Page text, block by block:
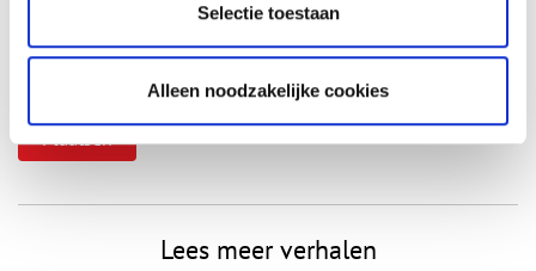
Selectie toestaan
Alleen noodzakelijke cookies
Vink dit aan als u op de hoogte gehouden wil worden.
Lees meer verhalen